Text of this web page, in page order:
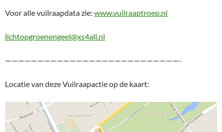
Voor alle vuilraapdata zie: www.vuilraaptroep.nl
lichtopgroenengeel@xs4all.nl
———————————————————————————-
Locatie van deze Vuilraapactie op de kaart: